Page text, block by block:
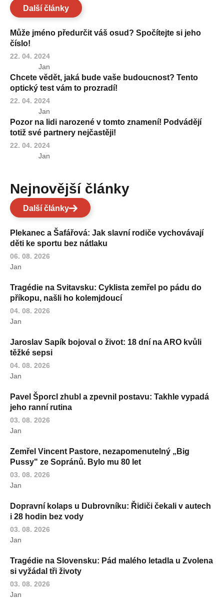
Další články
Může jméno předurčit váš osud? Spočítejte si jeho
číslo!
22. 04. 2024
Jan
Chcete vědět, jaká bude vaše budoucnost? Tento
optický test vám to prozradí!
22. 04. 2024
Jan
Pozor na lidi narozené v tomto znamení! Podvádějí
totiž své partnery nejčastěji!
22. 04. 2024
Jan
Nejnovější články
Další články
Plekanec a Šafářová: Jak slavní rodiče vychovávají
děti ke sportu bez nátlaku
06. 08. 2026
Jan
Tragédie na Svitavsku: Cyklista zemřel po pádu do
příkopu, našli ho kolemjdoucí
04. 08. 2026
Jan
Jaroslav Sapík bojoval o život: 18 dní na ARO kvůli
těžké sepsi
04. 08. 2026
Jan
Pavel Šporcl zhubl a zpevnil postavu: Takhle vypadá
jeho ranní rutina
03. 08. 2026
Jan
Zemřel Vincent Pastore, nezapomenutelný „Big
Pussy" ze Sopránů. Bylo mu 80 let
03. 08. 2026
Jan
Dopravní kolaps u Dubrovníku: Řidiči čekali v autech
i 28 hodin bez vody
03. 08. 2026
Jan
Tragédie na Slovensku: Pád malého letadla u Zvolena
si vyžádal tři životy
03. 08. 2026
Jan